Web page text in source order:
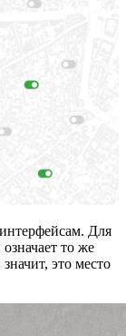
Для
то же
это место